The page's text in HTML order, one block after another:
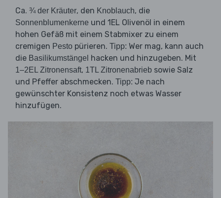
Ca. ¾ der Kräuter, den Knoblauch, die
Sonnenblumenkerne und 1EL Olivenöl in einem
hohen Gefäß mit einem Stabmixer zu einem
cremigen Pesto pürieren. Tipp: Wer mag, kann auch
die Basilikumstängel hacken und hinzugeben. Mit
1–2EL Zitronensaft, 1TL Zitronenabrieb sowie Salz
und Pfeffer abschmecken. Tipp: Je nach
gewünschter Konsistenz noch etwas Wasser
hinzufügen.